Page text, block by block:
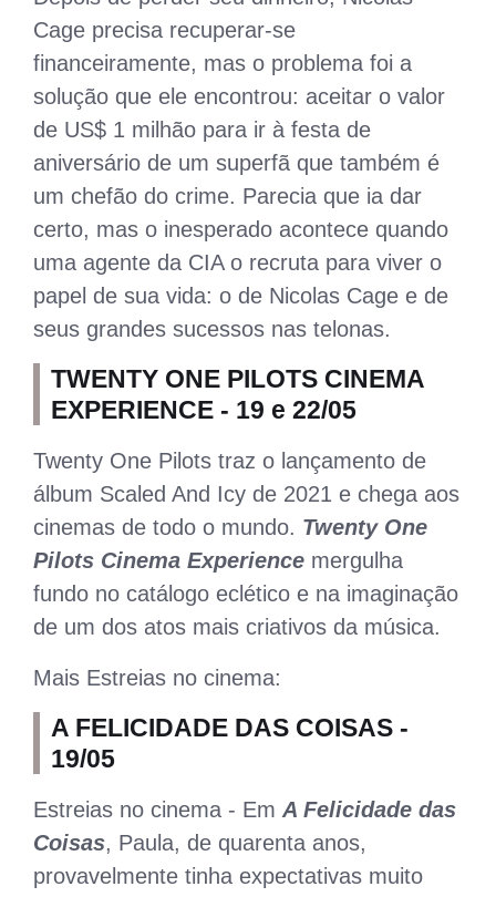
Cage precisa recuperar-se
financeiramente, mas o problema foi a
solução que ele encontrou: aceitar o valor
de US$ 1 milhão para ir à festa de
aniversário de um superfã que também é
um chefão do crime. Parecia que ia dar
certo, mas o inesperado acontece quando
uma agente da CIA o recruta para viver o
papel de sua vida: o de Nicolas Cage e de
seus grandes sucessos nas telonas.
TWENTY ONE PILOTS CINEMA
EXPERIENCE - 19 e 22/05
Twenty One Pilots traz o lançamento de
álbum Scaled And Icy de 2021 e chega aos
cinemas de todo o mundo. Twenty One
Pilots Cinema Experience mergulha
fundo no catálogo eclético e na imaginação
de um dos atos mais criativos da música.
Mais Estreias no cinema:
A FELICIDADE DAS COISAS -
19/05
Estreias no cinema - Em A Felicidade das
Coisas, Paula, de quarenta anos,
provavelmente tinha expectativas muito